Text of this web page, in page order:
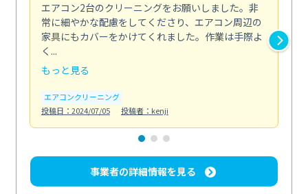
エアコン2台のクリーニングをお願いしました。非
常に細やかな配慮をしてくださり、エアコン周辺の
家具にもカバーをかけてくれました。作業は手際よ
く...
もっと見る
エアコンクリーニング
投稿日：2024/07/05
投稿者：kenji
事業者の詳細情報を見る